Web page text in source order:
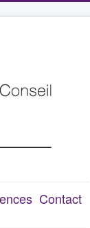
Contact